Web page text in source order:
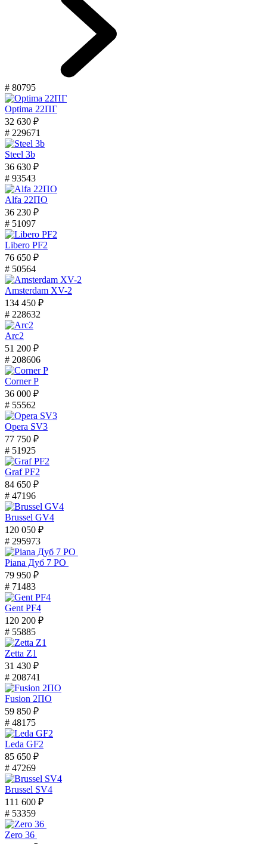
# 80795
Optima 22ПГ
32 630 ₽
# 229671
Steel 3b
36 630 ₽
# 93543
Alfa 22ПО
36 230 ₽
# 51097
Libero PF2
76 650 ₽
# 50564
Amsterdam XV-2
134 450 ₽
# 228632
Arc2
51 200 ₽
# 208606
Corner P
36 000 ₽
# 55562
Opera SV3
77 750 ₽
# 51925
Graf PF2
84 650 ₽
# 47196
Brussel GV4
120 050 ₽
# 295973
Piana Дуб 7 PO
79 950 ₽
# 71483
Gent PF4
120 200 ₽
# 55885
Zetta Z1
31 430 ₽
# 208741
Fusion 2ПО
59 850 ₽
# 48175
Leda GF2
85 650 ₽
# 47269
Brussel SV4
111 600 ₽
# 53359
Zero 36